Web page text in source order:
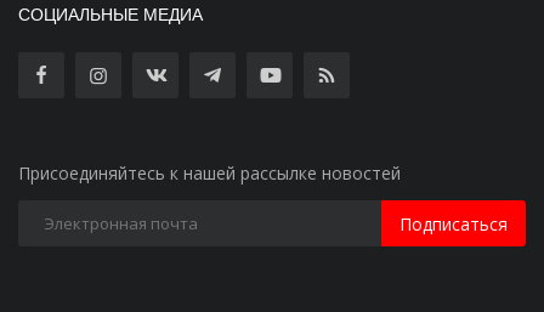
СОЦИАЛЬНЫЕ МЕДИА
Присоединяйтесь к нашей рассылке новостей
Подписаться